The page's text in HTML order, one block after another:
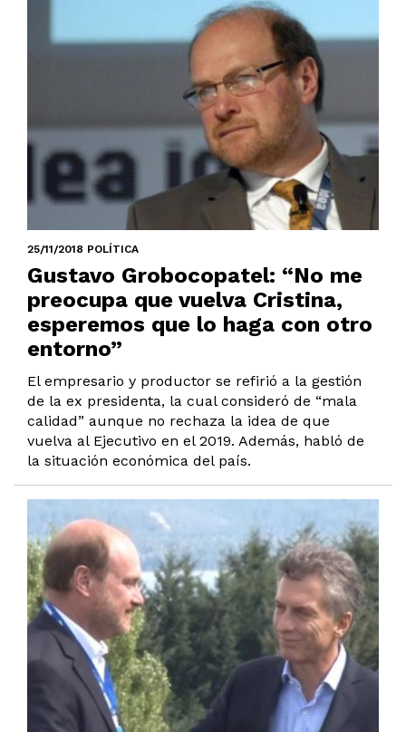
25/11/2018 POLÍTICA
Gustavo Grobocopatel: “No me
preocupa que vuelva Cristina,
esperemos que lo haga con otro
entorno”
El empresario y productor se refirió a la gestión
de la ex presidenta, la cual consideró de “mala
calidad” aunque no rechaza la idea de que
vuelva al Ejecutivo en el 2019. Además, habló de
la situación económica del país.